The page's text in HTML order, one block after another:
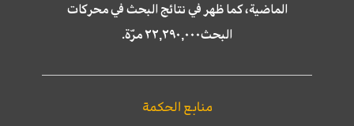
الماضية، كما ظهر في نتائج البحث في محركات
البحث٢٢,٢٩٠,٠٠٠ مرّة.
منابع الحكمة